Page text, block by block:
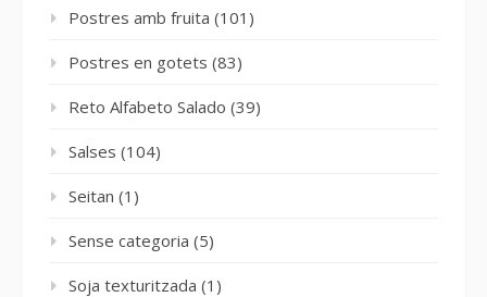
Postres amb fruita (101)
Postres en gotets (83)
Reto Alfabeto Salado (39)
Salses (104)
Seitan (1)
Sense categoria (5)
Soja texturitzada (1)